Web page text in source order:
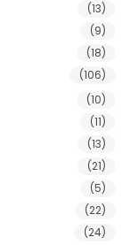
(13)
(9)
(18)
(106)
(10)
(11)
(13)
(21)
(5)
(22)
(24)